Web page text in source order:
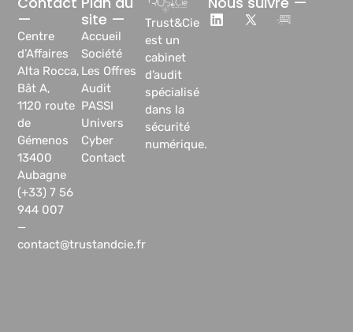
Trust&Cie
est un
cabinet
d’audit
spécialisé
dans la
sécurité
numérique.
site —
Accueil
Société
Les Offres
Audit
PASSI
Univers
Cyber
Contact
—
Centre
d’Affaires
Alta Rocca,
Bât A,
1120 route
de
Gémenos
13400
Aubagne
(+33) 7 56
944 007
—
contact@trustandcie.fr